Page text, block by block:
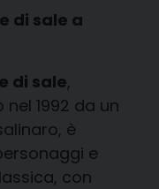
di sale a
di sale,
nel 1992 da un
è
e
con